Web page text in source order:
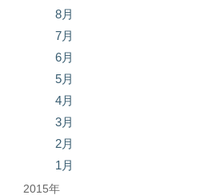
8月
7月
6月
5月
4月
3月
2月
1月
2015年